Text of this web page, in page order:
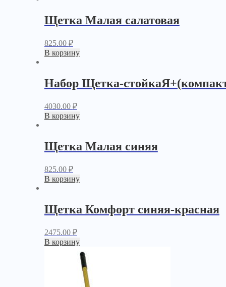
Щетка Малая салатовая
825.00 ₽
В корзину
Набор Щетка-
4030.00 ₽
В корзину
Щетка Малая синяя
825.00 ₽
В корзину
Щетка Комфорт синяя-красная
2475.00 ₽
В корзину